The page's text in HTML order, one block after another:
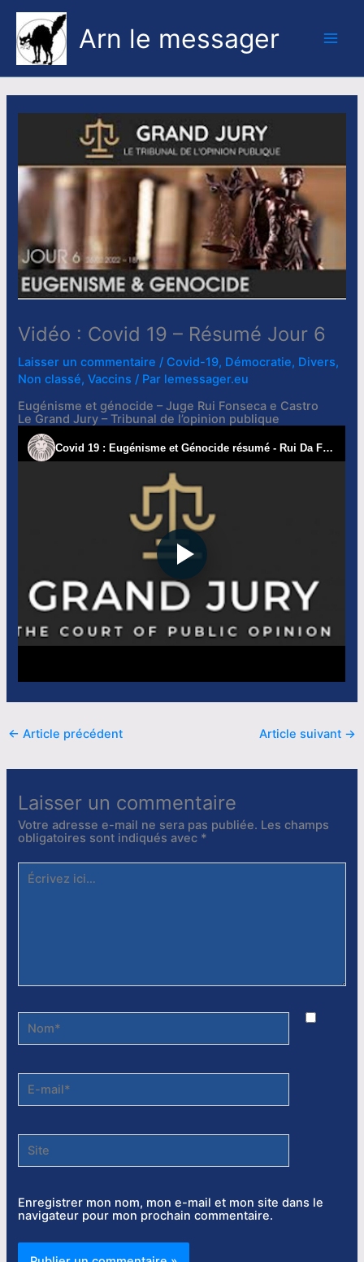
contenu
Arn le messager
Vidéo : Covid 19 – Résumé Jour 6
Laisser un commentaire / Covid-19, Démocratie, Divers,
Non classé,Vaccins / Par lemessager.eu
Eugénisme et génocide – Juge Rui Fonseca e Castro
Le Grand Jury – Tribunal de l’opinion publique
← Article précédent Article suivant →
Laisser un commentaire
Votre adresse e-mail ne sera pas publiée. Les champs
obligatoires sont indiqués avec *
Écrivez
ici…
Nom*
E-
mail*
Enregistrer mon nom, mon e-mail et mon site dans le
navigateur pour mon prochain commentaire.